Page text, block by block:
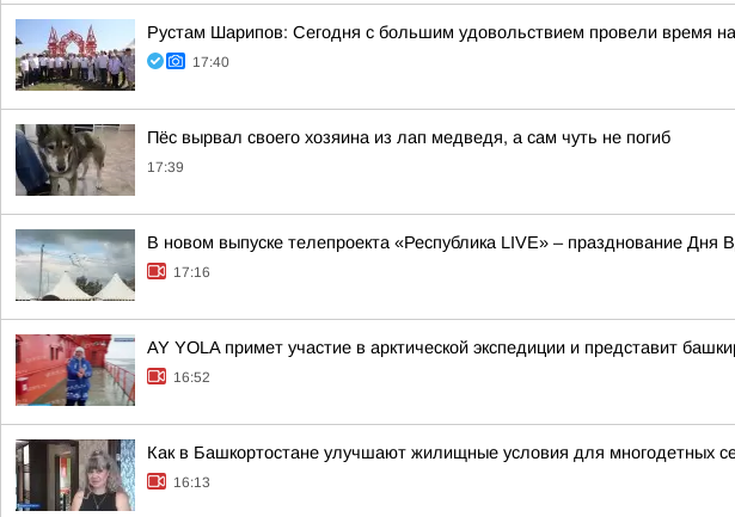
Рустам Шарипов: Сегодня с большим удовольствием провели время
17:40
Пёс вырвал своего хозяина из лап медведя, а сам чуть не погиб
17:39
В новом выпуске телепроекта «Республика LIVE» – празднование Дня
17:16
AY YOLA примет участие в арктической экспедиции и представит
16:52
Как в Башкортостане улучшают жилищные условия для многодетных
16:13